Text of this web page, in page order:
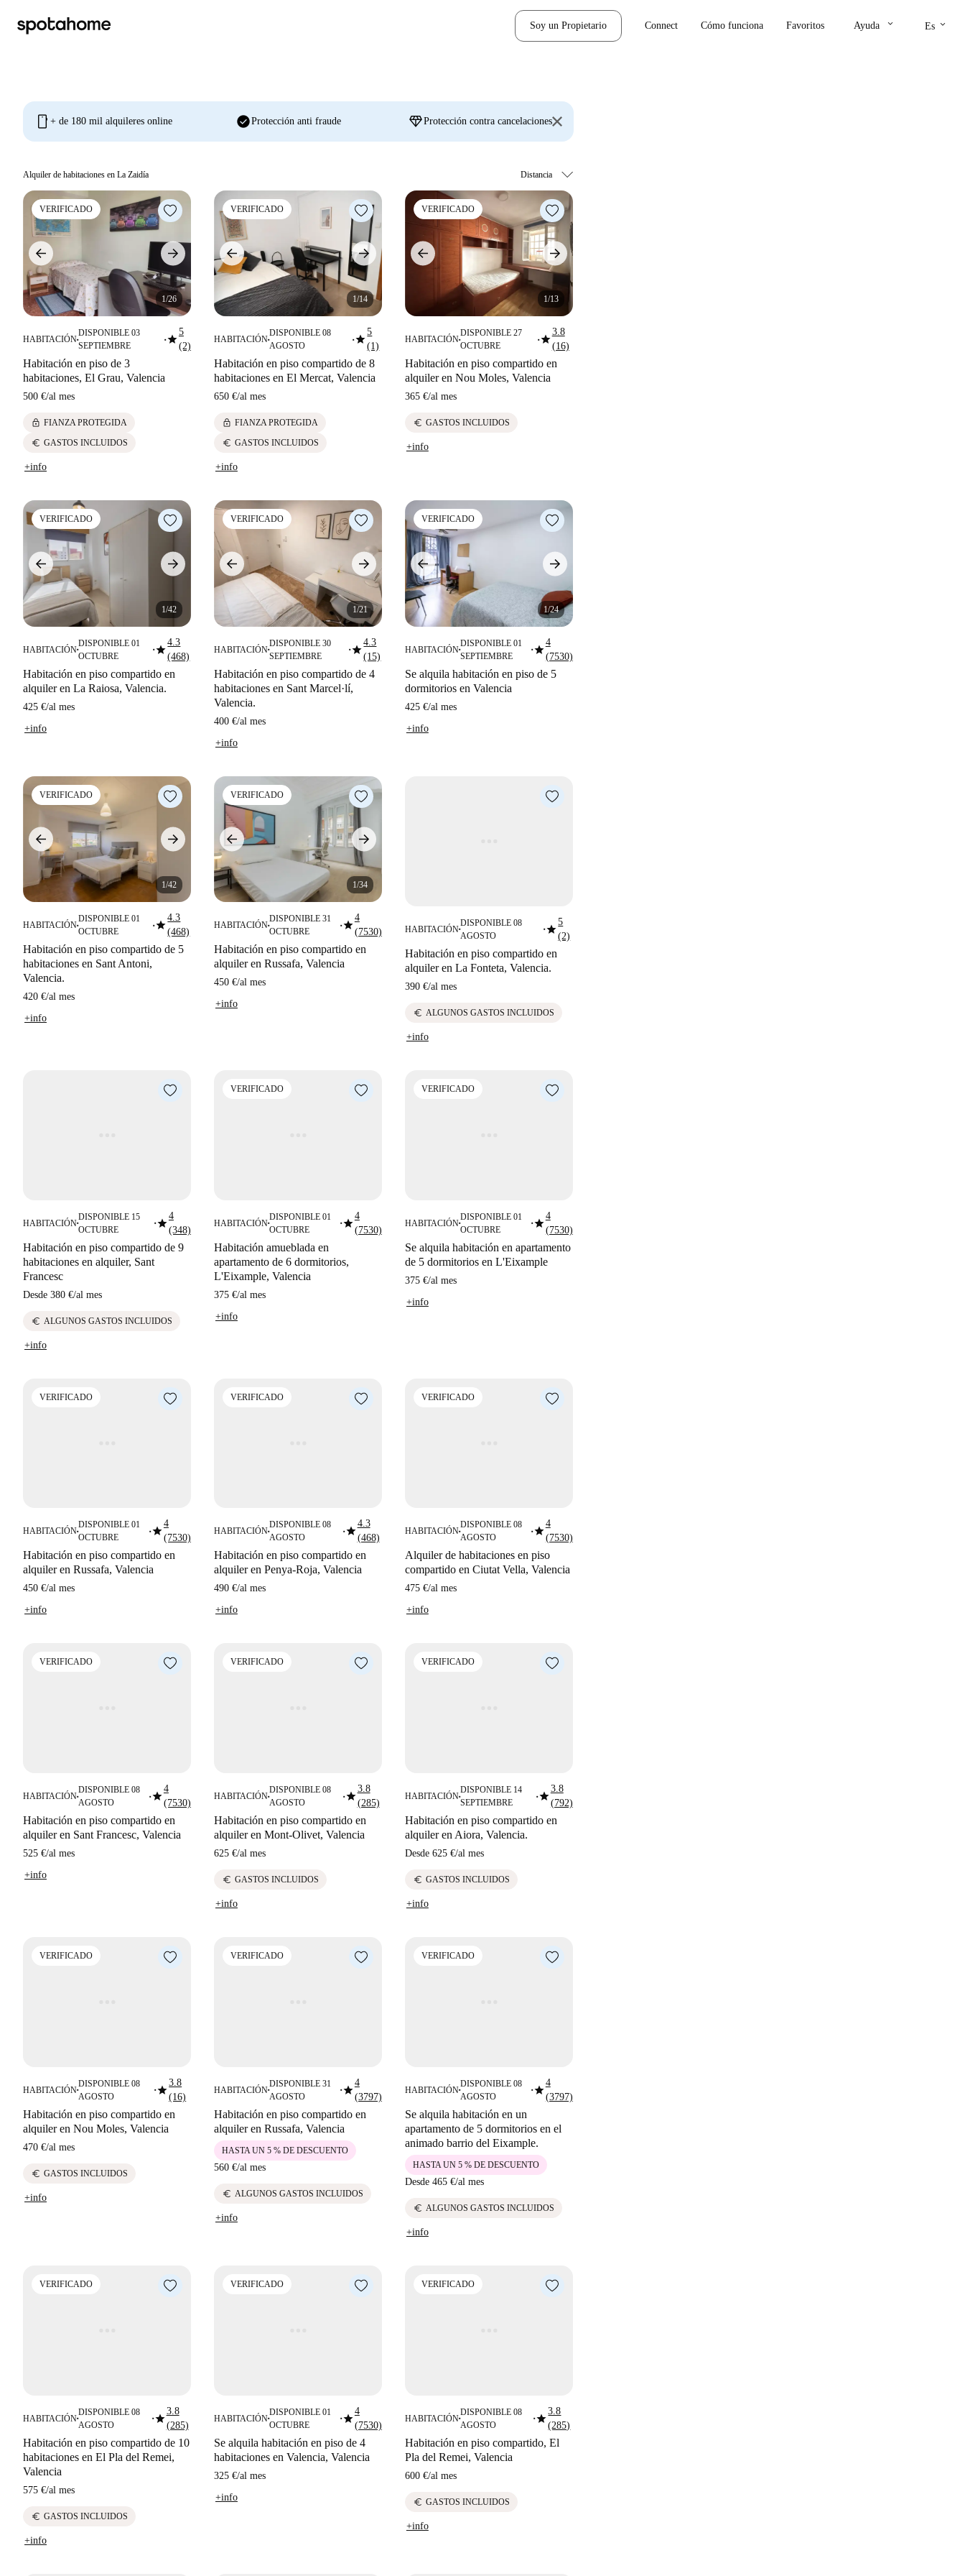
Soy un Propietario Connect Cómo funciona Favoritos Ayuda keyboard_arrow_down Es keyboard_arrow_down
mobile + de 180 mil alquileres online check_circleProtección anti fraude diamondProtección contra cancelaciones
Alquiler de habitaciones en La Zaidía
VERIFICADO
1/26
HABITACIÓN■
DISPONIBLE 03
SEPTIEMBRE
■star5
(2)
Habitación en piso de 3
habitaciones, El Grau, Valencia
500 €/al mes
lock FIANZA PROTEGIDA
euro GASTOS INCLUIDOS
+info
VERIFICADO
1/14
HABITACIÓN■
DISPONIBLE 08
AGOSTO
■star5
(1)
Habitación en piso compartido de 8
habitaciones en El Mercat, Valencia
650 €/al mes
lock FIANZA PROTEGIDA
euro GASTOS INCLUIDOS
+info
VERIFICADO
1/13
HABITACIÓN■
DISPONIBLE 27
OCTUBRE
■star3.8
(16)
Habitación en piso compartido en
alquiler en Nou Moles, Valencia
365 €/al mes
euro GASTOS INCLUIDOS
+info
VERIFICADO
1/42
HABITACIÓN■
DISPONIBLE 01
OCTUBRE
■star4.3
(468)
Habitación en piso compartido en
alquiler en La Raiosa, Valencia.
425 €/al mes
+info
VERIFICADO
1/21
HABITACIÓN■
DISPONIBLE 30
SEPTIEMBRE
■star4.3
(15)
Habitación en piso compartido de 4
habitaciones en Sant Marcel·lí,
Valencia.
400 €/al mes
+info
VERIFICADO
1/24
HABITACIÓN■
DISPONIBLE 01
SEPTIEMBRE
■star4
(7530)
Se alquila habitación en piso de 5
dormitorios en Valencia
425 €/al mes
+info
VERIFICADO
1/42
HABITACIÓN■
DISPONIBLE 01
OCTUBRE
■star4.3
(468)
Habitación en piso compartido de 5
habitaciones en Sant Antoni,
Valencia.
420 €/al mes
+info
VERIFICADO
1/34
HABITACIÓN■
DISPONIBLE 31
OCTUBRE
■star4
(7530)
Habitación en piso compartido en
alquiler en Russafa, Valencia
450 €/al mes
+info
HABITACIÓN■
DISPONIBLE 08
AGOSTO
■star5
(2)
Habitación en piso compartido en
alquiler en La Fonteta, Valencia.
390 €/al mes
euro ALGUNOS GASTOS INCLUIDOS
+info
HABITACIÓN■
DISPONIBLE 15
OCTUBRE
■star4
(348)
Habitación en piso compartido de 9
habitaciones en alquiler, Sant
Francesc
Desde 380 €/al mes
euro ALGUNOS GASTOS INCLUIDOS
+info
VERIFICADO
HABITACIÓN■
DISPONIBLE 01
OCTUBRE
■star4
(7530)
Habitación amueblada en
apartamento de 6 dormitorios,
L'Eixample, Valencia
375 €/al mes
+info
VERIFICADO
HABITACIÓN■
DISPONIBLE 01
OCTUBRE
■star4
(7530)
Se alquila habitación en apartamento
de 5 dormitorios en L'Eixample
375 €/al mes
+info
VERIFICADO
HABITACIÓN■
DISPONIBLE 01
OCTUBRE
■star4
(7530)
Habitación en piso compartido en
alquiler en Russafa, Valencia
450 €/al mes
+info
VERIFICADO
HABITACIÓN■
DISPONIBLE 08
AGOSTO
■star4.3
(468)
Habitación en piso compartido en
alquiler en Penya-Roja, Valencia
490 €/al mes
+info
VERIFICADO
HABITACIÓN■
DISPONIBLE 08
AGOSTO
■star4
(7530)
Alquiler de habitaciones en piso
compartido en Ciutat Vella, Valencia
475 €/al mes
+info
VERIFICADO
HABITACIÓN■
DISPONIBLE 08
AGOSTO
■star4
(7530)
Habitación en piso compartido en
alquiler en Sant Francesc, Valencia
525 €/al mes
+info
VERIFICADO
HABITACIÓN■
DISPONIBLE 08
AGOSTO
■star3.8
(285)
Habitación en piso compartido en
alquiler en Mont-Olivet, Valencia
625 €/al mes
euro GASTOS INCLUIDOS
+info
VERIFICADO
HABITACIÓN■
DISPONIBLE 14
SEPTIEMBRE
■star3.8
(792)
Habitación en piso compartido en
alquiler en Aiora, Valencia.
Desde 625 €/al mes
euro GASTOS INCLUIDOS
+info
VERIFICADO
HABITACIÓN■
DISPONIBLE 08
AGOSTO
■star3.8
(16)
Habitación en piso compartido en
alquiler en Nou Moles, Valencia
470 €/al mes
euro GASTOS INCLUIDOS
+info
VERIFICADO
HABITACIÓN■
DISPONIBLE 31
AGOSTO
■star4
(3797)
Habitación en piso compartido en
alquiler en Russafa, Valencia
560 €/al mes
HASTA UN 5 % DE DESCUENTO
euro ALGUNOS GASTOS INCLUIDOS
+info
VERIFICADO
HABITACIÓN■
DISPONIBLE 08
AGOSTO
■star4
(3797)
Se alquila habitación en un
apartamento de 5 dormitorios en el
animado barrio del Eixample.
Desde 465 €/al mes
HASTA UN 5 % DE DESCUENTO
euro ALGUNOS GASTOS INCLUIDOS
+info
VERIFICADO
HABITACIÓN■
DISPONIBLE 08
AGOSTO
■star3.8
(285)
Habitación en piso compartido de 10
habitaciones en El Pla del Remei,
Valencia
575 €/al mes
euro GASTOS INCLUIDOS
+info
VERIFICADO
HABITACIÓN■
DISPONIBLE 01
OCTUBRE
■star4
(7530)
Se alquila habitación en piso de 4
habitaciones en Valencia, Valencia
325 €/al mes
+info
VERIFICADO
HABITACIÓN■
DISPONIBLE 08
AGOSTO
■star3.8
(285)
Habitación en piso compartido, El
Pla del Remei, Valencia
600 €/al mes
euro GASTOS INCLUIDOS
+info